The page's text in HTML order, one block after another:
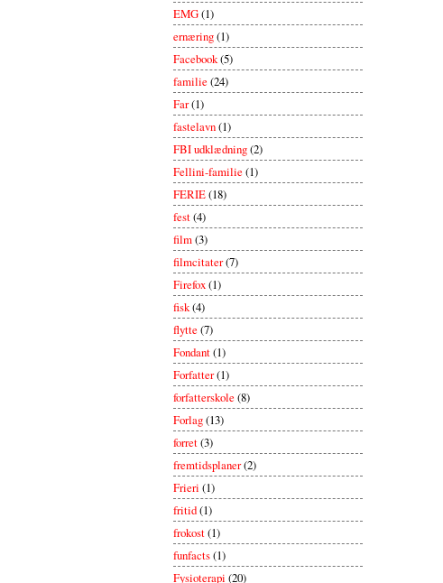
EMG(1)
ernæring(1)
Facebook(5)
familie(24)
Far(1)
fastelavn(1)
FBI udklædning(2)
Fellini-familie(1)
FERIE(18)
fest(4)
film(3)
filmcitater(7)
Firefox(1)
fisk(4)
flytte(7)
Fondant(1)
Forfatter(1)
forfatterskole(8)
Forlag(13)
forret(3)
fremtidsplaner(2)
Frieri (1)
fritid(1)
frokost(1)
funfacts(1)
Fysioterapi (20)